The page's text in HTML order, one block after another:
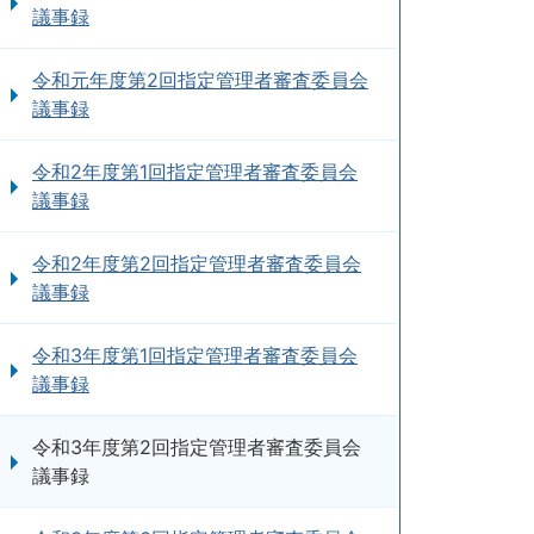
議事録
令和元年度第2回指定管理者審査委員会
議事録
令和2年度第1回指定管理者審査委員会
議事録
令和2年度第2回指定管理者審査委員会
議事録
令和3年度第1回指定管理者審査委員会
議事録
令和3年度第2回指定管理者審査委員会
議事録